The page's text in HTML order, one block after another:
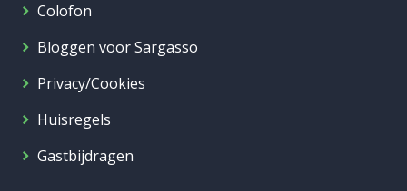
Colofon
Bloggen voor Sargasso
Privacy/Cookies
Huisregels
Gastbijdragen